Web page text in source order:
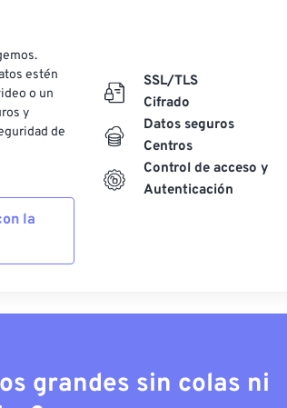
estén
o un
y
de
la
SSL/TLS
Cifrado
Datos seguros
Centros
Control de acceso y
Autenticación
grandes sin colas ni